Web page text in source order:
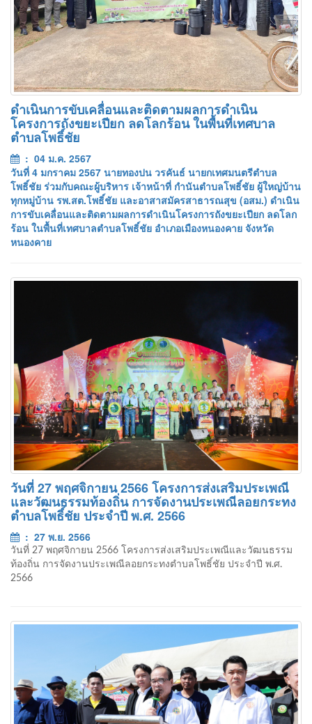
ดำเนินการขับเคลื่อนและติดตามผลการดำเนิน
โครงการถังขยะเปียก ลดโลกร้อน ในพื้นที่เทศบาล
ตำบลโพธิ์ชัย
: 04 ม.ค. 2567
วันที่ 4 มกราคม 2567 นายทองปน วรคันธ์ นายกเทศมนตรีตำบล
โพธิ์ชัย ร่วมกับคณะผู้บริหาร เจ้าหน้าที่ กำนันตำบลโพธิ์ชัย ผู้ใหญ่บ้าน
ทุกหมู่บ้าน รพ.สต.โพธิ์ชัย และอาสาสมัครสาธารณสุข (อสม.) ดำเนิน
การขับเคลื่อนและติดตามผลการดำเนินโครงการถังขยะเปียก ลดโลก
ร้อน ในพื้นที่เทศบาลตำบลโพธิ์ชัย อำเภอเมืองหนองคาย จังหวัด
หนองคาย
วันที่ 27 พฤศจิกายน 2566 โครงการส่งเสริมประเพณี
และวัฒนธรรมท้องถิ่น การจัดงานประเพณีลอยกระทง
ตำบลโพธิ์ชัย ประจำปี พ.ศ. 2566
: 27 พ.ย. 2566
วันที่ 27 พฤศจิกายน 2566 โครงการส่งเสริมประเพณีและวัฒนธรรม
ท้องถิ่น การจัดงานประเพณีลอยกระทงตำบลโพธิ์ชัย ประจำปี พ.ศ.
2566